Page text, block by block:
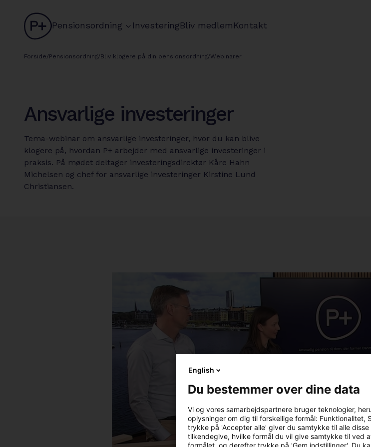
logo
Pensionsordning chevron
InvesteringBliv medlemKontakt
Forside/Pensionsordning/Bliv klogere på din pensionsordning/Webinarer
Ansvarlige investeringer
Tema-webinar om ansvarlige investeringer, hvor du kan blive
klogere på, hvordan P+ arbejder med ansvarlige investeringer i
praksis. På mødet deltager investeringsdirektør Kåre Hahn
Michelsen og chef for ansvarlige investeringer Kirstine Lund
Christiansen.
icon
English
Du bestemmer over dine data
Vi og vores samarbejdspartnere bruger teknologier,
oplysninger om dig til forskellige formål: Funktionalitet,
trykke på 'Accepter alle' giver du samtykke til alle
tilkendegive, hvilke formål du vil give samtykke til ved
formålet, og derefter trykke på 'Gem indstillinger'. Du